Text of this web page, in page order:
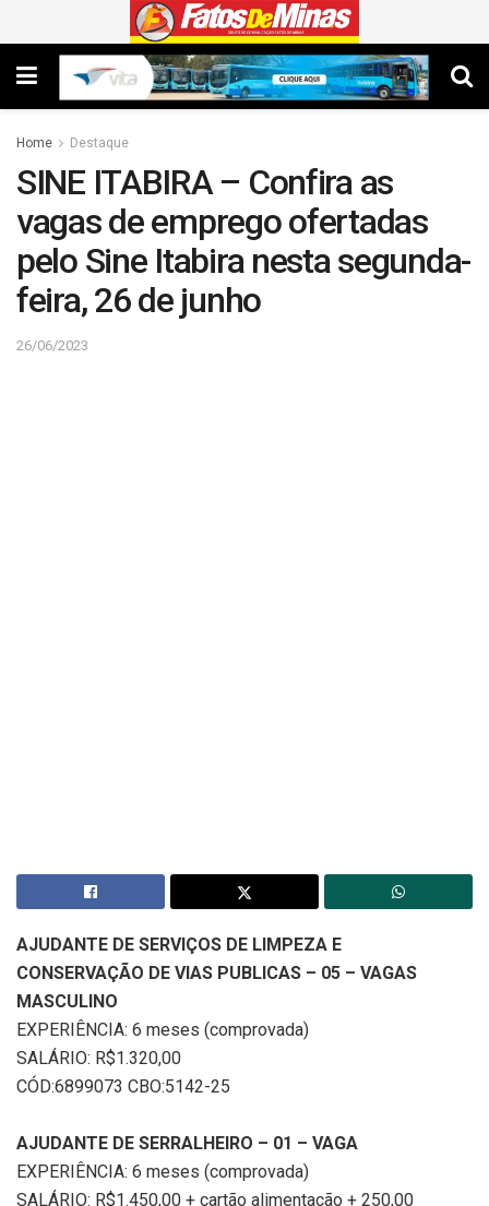
Home Destaque
SINE ITABIRA – Confira as
vagas de emprego ofertadas
pelo Sine Itabira nesta segunda-
feira, 26 de junho
26/06/2023
AJUDANTE DE SERVIÇOS DE LIMPEZA E
CONSERVAÇÃO DE VIAS PUBLICAS – 05 – VAGAS
MASCULINO
EXPERIÊNCIA: 6 meses (comprovada)
SALÁRIO: R$1.320,00
CÓD:6899073 CBO:5142-25
AJUDANTE DE SERRALHEIRO – 01 – VAGA
EXPERIÊNCIA: 6 meses (comprovada)
SALÁRIO: R$1.450,00 + cartão alimentação + 250,00